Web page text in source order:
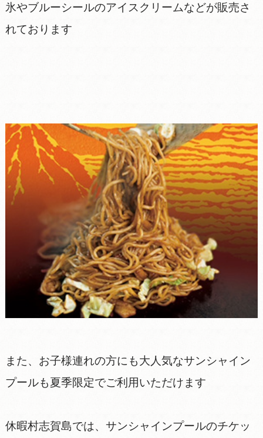
氷やブルーシールのアイスクリームなどが販売さ
れております
また、お子様連れの方にも大人気なサンシャイン
プールも夏季限定でご利用いただけます
休暇村志賀島では、サンシャインプールのチケッ